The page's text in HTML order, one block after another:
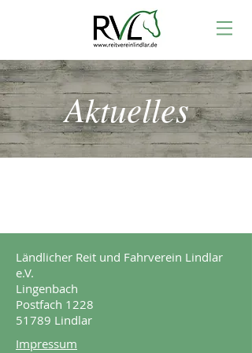
Aktuelles
Ländlicher Reit und Fahrverein Lindlar
e.V.
Lingenbach
Postfach 1228
51789 Lindlar
Impressum